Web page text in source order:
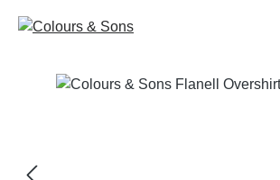
Bildergalerie überspringen